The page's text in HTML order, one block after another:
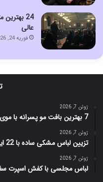
عالی
فوریه 24, 2026
ژوئن 7, 2026
7 بهترین بافت مو پسرانه با موی اضافه+ عکس و فیلم آموزش
ژوئن 7, 2026
تزیین لباس مشکی ساده با 22 ایده (مانتو و لباس مجلسی سیاه)
ژوئن 7, 2026
لباس مجلسی با کفش اسپرت سفید مردانه: 14